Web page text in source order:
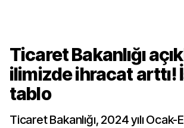
Ticaret Bakanlığı
ilimizde ihracat arttı!
tablo
Ticaret Bakanlığı, 2024 yılı Ocak-